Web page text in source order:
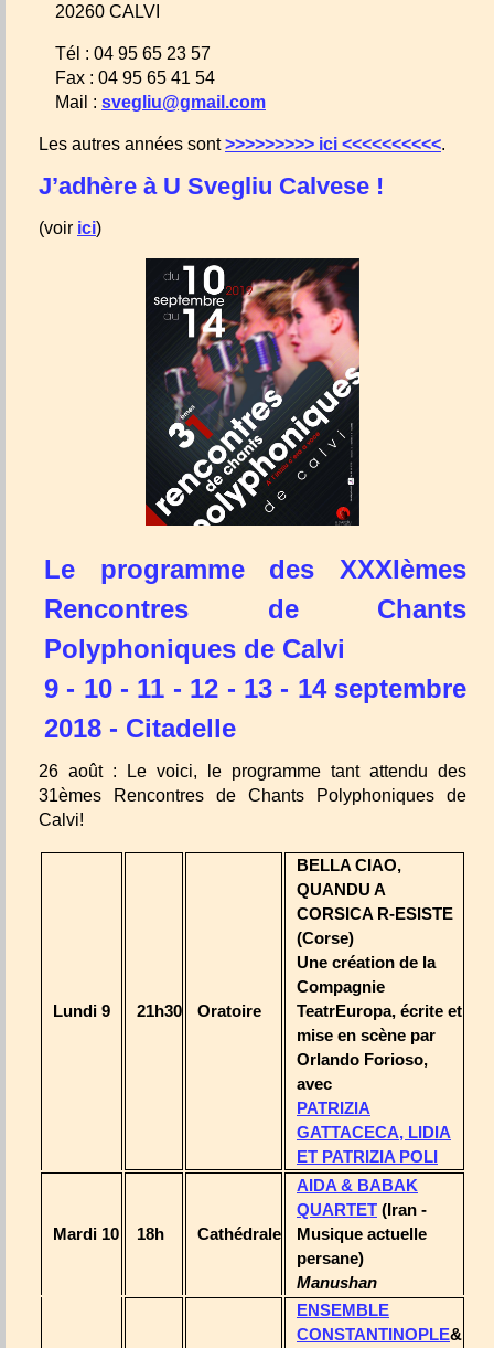
20260 CALVI
Tél : 04 95 65 23 57
Fax : 04 95 65 41 54
Mail : svegliu@gmail.com
Les autres années sont>>>>>>>>> ici <<<<<<<<<<.
J’adhère à U Svegliu Calvese !
(voir ici)
Le programme des XXXIèmes
Rencontres de Chants
Polyphoniques de Calvi
9 - 10 - 11 - 12 - 13 - 14 septembre
2018 - Citadelle
26 août : Le voici, le programme tant attendu des
31èmes Rencontres de Chants Polyphoniques de
Calvi!
Lundi 9 21h30 Oratoire
BELLA CIAO,
QUANDU A
CORSICA R-ESISTE
(Corse)
Une création de la
Compagnie
TeatrEuropa, écrite et
mise en scène par
Orlando Forioso,
avec
PATRIZIA
GATTACECA, LIDIA
ET PATRIZIA POLI
Mardi 10 18h Cathédrale
AIDA & BABAK
QUARTET (Iran -
Musique actuelle
persane)
Manushan
ENSEMBLE
CONSTANTINOPLE&